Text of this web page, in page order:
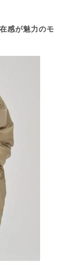
感が魅力のモ